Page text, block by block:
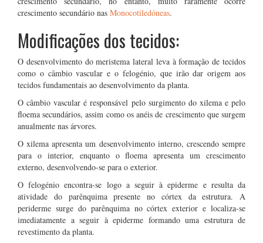
crescimento secundário nas Monocotiledóneas.
Modificações dos tecidos:
O desenvolvimento do meristema lateral leva à formação de tecidos
como o câmbio vascular e o felogénio, que irão dar origem aos
tecidos fundamentais ao desenvolvimento da planta.
O câmbio vascular é responsável pelo surgimento do xilema e pelo
floema secundários, assim como os anéis de crescimento que surgem
anualmente nas árvores.
O xilema apresenta um desenvolvimento interno, crescendo sempre
para o interior, enquanto o floema apresenta um crescimento
externo, desenvolvendo-se para o exterior.
O felogénio encontra-se logo a seguir à epiderme e resulta da
atividade do parênquima presente no córtex da estrutura. A
periderme surge do parênquima no córtex exterior e localiza-se
imediatamente a seguir à epiderme formando uma estrutura de
revestimento da planta.